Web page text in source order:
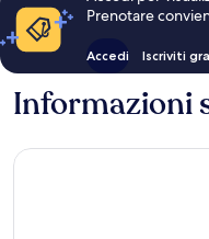
Prenotare
Accedi Iscriviti
Informazioni